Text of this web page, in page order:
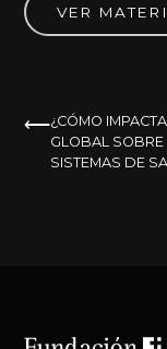
VER
DE
¿CÓMO
GLOBAL SOBRE
SISTEMAS DE